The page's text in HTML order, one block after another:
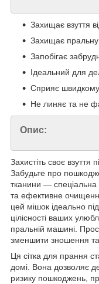
Захищає взуття
Захищає
Запобігає
Ідеальний для
Сприяє
Не линяє та не
Опис:
Захистіть своє
Забудьте про
тканини — спеціальна
та ефективне
цей мішок ідеально
цілісності ваших
пральній машині.
зменшити зношення та
Ця сітка для прання
домі. Вона дозволяє
ризику пошкоджень,